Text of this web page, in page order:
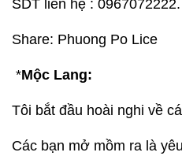
tuổi , bị lạc bố mẹ tại Hồ
nay... chắc bây giờ bố mẹ
Ai là bố mẹ người thân
CBCS công an quận Hoàn
Thi.Share giúp gấp với ạ.